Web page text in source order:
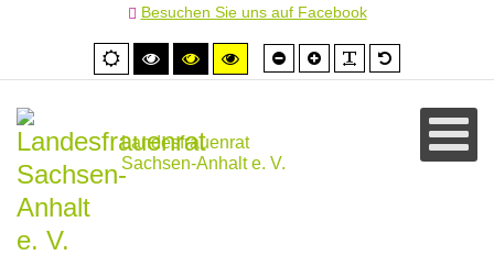
Besuchen Sie uns auf Facebook
Normale
Ansicht
Hoher
Kontrast
Hoher
Kontrast
Hoher
Kontrast
Schrift
kleiner
Schrift
größer
Landesfrauenrat
Sachsen-Anhalt e. V.